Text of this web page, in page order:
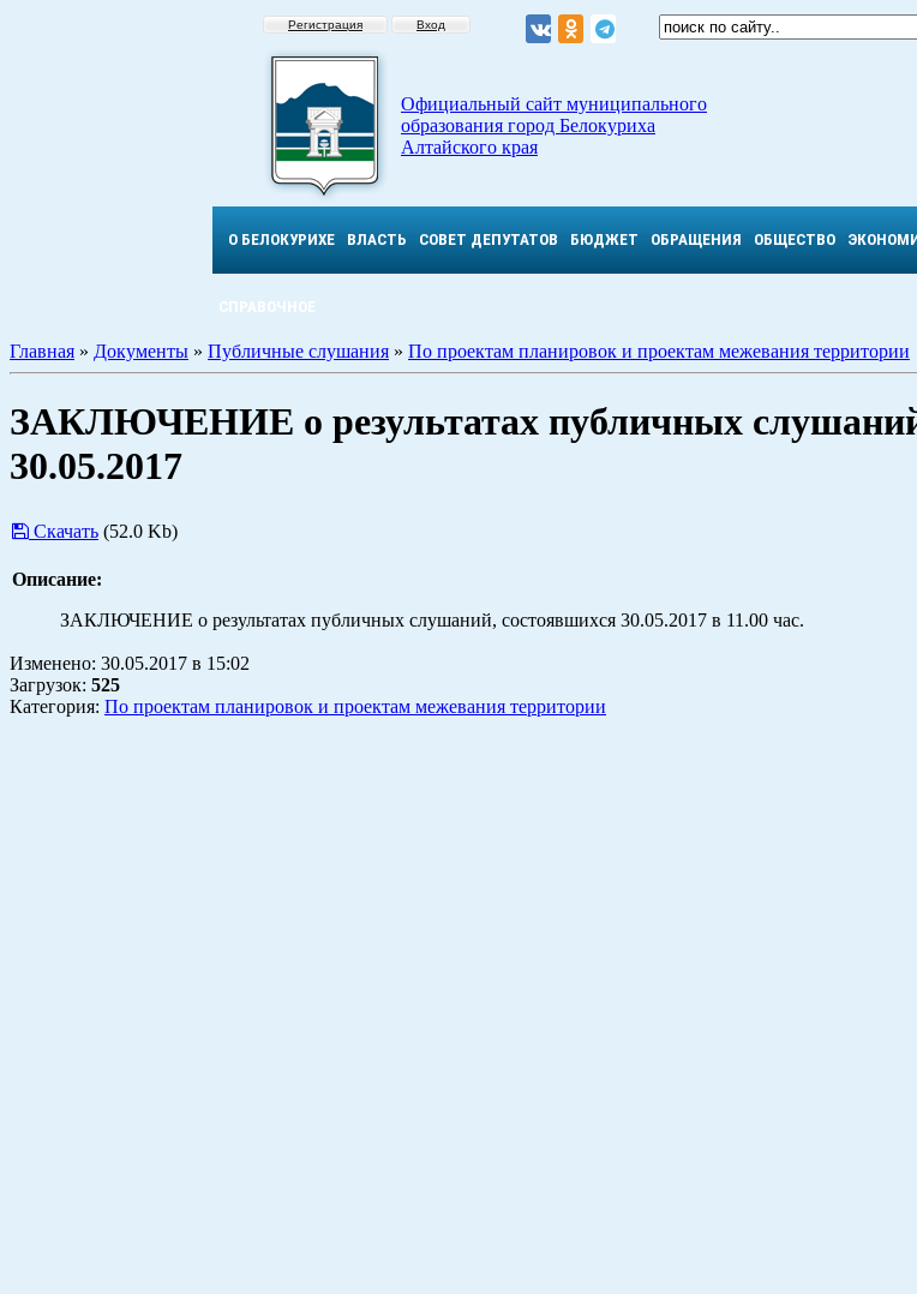
Регистрация Вход
Официальный сайт муниципального
образования город Белокуриха
Алтайского края
О БЕЛОКУРИХЕ ВЛАСТЬ СОВЕТ ДЕПУТАТОВ БЮДЖЕТ ОБРАЩЕНИЯ ОБЩЕСТВО
СПРАВОЧНОЕ
Главная » Документы » Публичные слушания » По проектам планировок и проектам межевания территории
ЗАКЛЮЧЕНИЕ о результатах публичных
30.05.2017
Скачать (52.0 Kb)
Описание:
ЗАКЛЮЧЕНИЕ о результатах публичных слушаний, состоявшихся 30.05.2017 в 11.00 час.
Изменено: 30.05.2017 в 15:02
Загрузок: 525
Категория: По проектам планировок и проектам межевания территории